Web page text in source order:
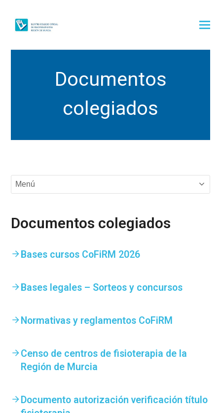
Documentos
colegiados
Documentos colegiados
Bases cursos CoFiRM 2026
Bases legales – Sorteos y concursos
Normativas y reglamentos CoFiRM
Censo de centros de fisioterapia de la
Región de Murcia
Documento autorización verificación título